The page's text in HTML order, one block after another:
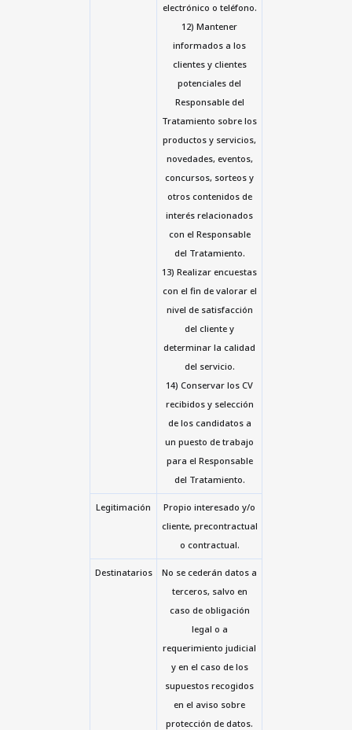
electrónico o teléfono.
12) Mantener
informados a los
clientes y clientes
potenciales del
Responsable del
Tratamiento sobre los
productos y servicios,
novedades, eventos,
concursos, sorteos y
otros contenidos de
interés relacionados
con el Responsable
del Tratamiento.
13) Realizar encuestas
con el fin de valorar el
nivel de satisfacción
del cliente y
determinar la calidad
del servicio.
14) Conservar los CV
recibidos y selección
de los candidatos a
un puesto de trabajo
para el Responsable
del Tratamiento.
Legitimación
Propio interesado y/o
cliente, precontractual
o contractual.
Destinatarios
No se cederán datos a
terceros, salvo en
caso de obligación
legal o a
requerimiento judicial
y en el caso de los
supuestos recogidos
en el aviso sobre
protección de datos.